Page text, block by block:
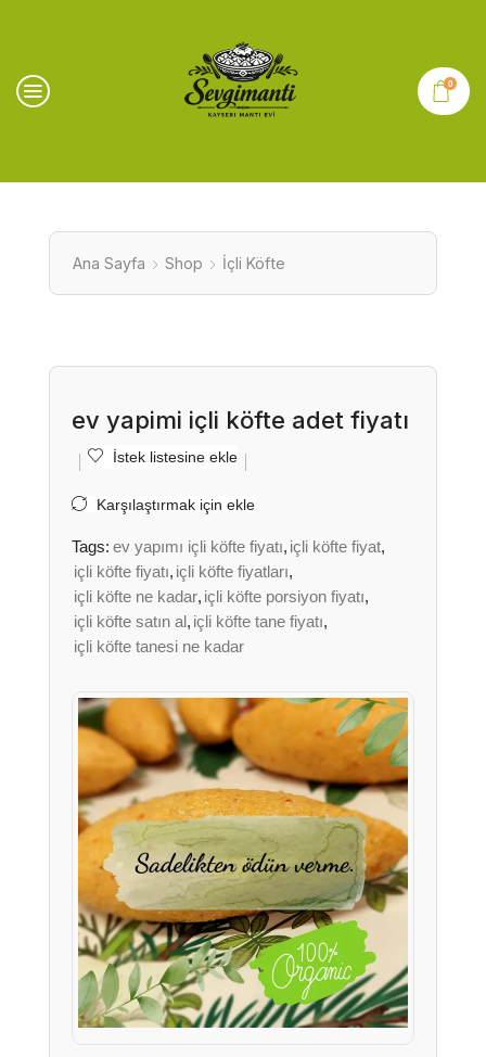
0
Ana Sayfa Shop İçli Köfte
ev yapimi içli köfte adet fiyatı
İstek listesine ekle
Karşılaştırmak için ekle
Tags: ev yapımı içli köfte fiyatı, içli köfte fiyat,
içli köfte fiyatı, içli köfte fiyatları,
içli köfte ne kadar, içli köfte porsiyon fiyatı,
içli köfte satın al, içli köfte tane fiyatı,
içli köfte tanesi ne kadar